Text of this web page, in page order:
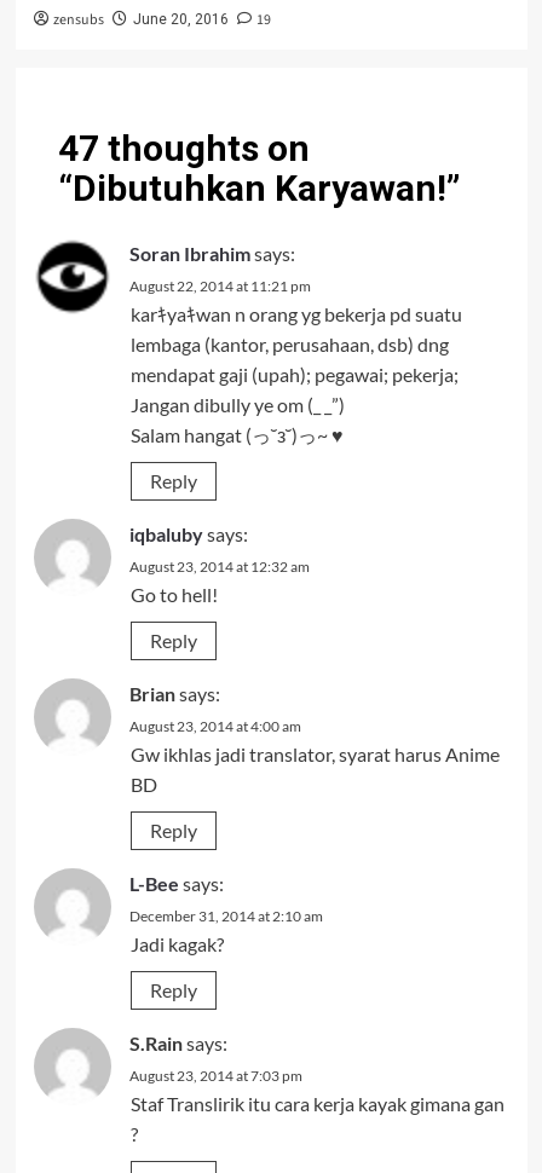
zensubs June 20, 2016 19
47 thoughts on
“Dibutuhkan Karyawan!”
Soran Ibrahimsays:
August 22, 2014 at 11:21 pm
karｷyaｷwan n orang yg bekerja pd suatu
lembaga (kantor, perusahaan, dsb) dng
mendapat gaji (upah); pegawai; pekerja;
Jangan dibully ye om (_ _”)
Salam hangat (っ˘з˘)っ~ ♥
Reply
iqbalubysays:
August 23, 2014 at 12:32 am
Go to hell!
Reply
Briansays:
August 23, 2014 at 4:00 am
Gw ikhlas jadi translator, syarat harus Anime
BD
Reply
L-Bee says:
December 31, 2014 at 2:10 am
Jadi kagak?
Reply
S.Rainsays:
August 23, 2014 at 7:03 pm
Staf Translirik itu cara kerja kayak gimana gan
?